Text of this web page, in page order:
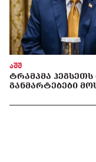
აშშ
ᲢᲠᲐᲛᲞᲛᲐ
ᲒᲐᲜᲛᲐᲠᲢᲔᲑᲔᲑᲘ